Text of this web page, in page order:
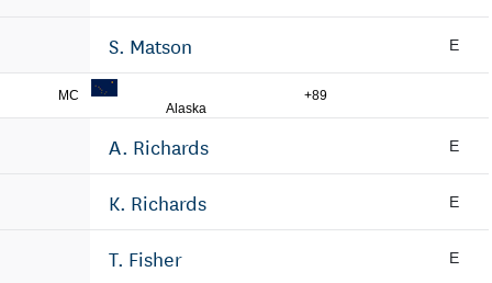
S. Matson E
MC
Alaska
+89
A. Richards E
K. Richards E
T. Fisher E